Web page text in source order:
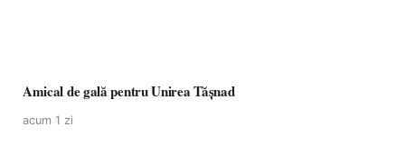
Amical de gală pentru Unirea Tășnad
acum 1 zi